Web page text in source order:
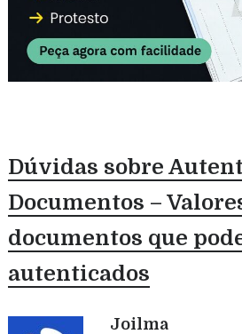
Dúvidas sobre
Documentos –
documentos que
autenticados
Joilma